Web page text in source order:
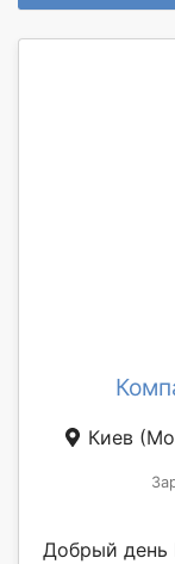
Киев
Добрый день